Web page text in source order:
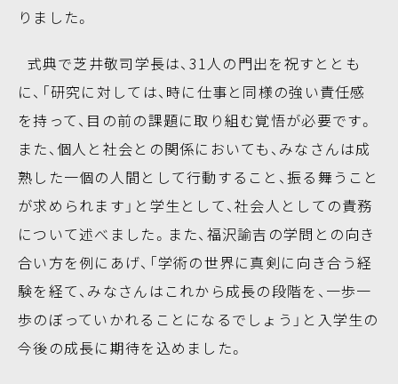
りました。
式典で芝井敬司学長は、31人の門出を祝すととも
に、「研究に対しては、時に仕事と同様の強い責任感
を持って、目の前の課題に取り組む覚悟が必要です。
また、個人と社会との関係においても、みなさんは成
熟した一個の人間として行動すること、振る舞うこと
が求められます」と学生として、社会人としての責務
について述べました。また、福沢諭吉の学問との向き
合い方を例にあげ、「学術の世界に真剣に向き合う経
験を経て、みなさんはこれから成長の段階を、一歩一
歩のぼっていかれることになるでしょう」と入学生の
今後の成長に期待を込めました。